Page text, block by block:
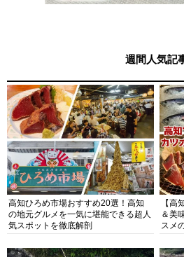
週間人気記
高知ひろめ市場おすすめ20選！高知
の地元グルメを一気に堪能できる超人
気スポットを徹底解剖
【高
＆美
スメ